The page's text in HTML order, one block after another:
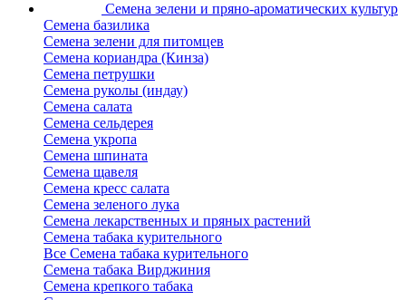
Семена зелени и пряно-ароматических культур
Семена базилика
Семена зелени для питомцев
Семена кориандра (Кинза)
Семена петрушки
Семена руколы (индау)
Семена салата
Семена сельдерея
Семена укропа
Семена шпината
Семена щавеля
Семена кресс салата
Семена зеленого лука
Семена лекарственных и пряных растений
Семена табака курительного
Все Семена табака курительного
Семена табака Вирджиния
Семена крепкого табака